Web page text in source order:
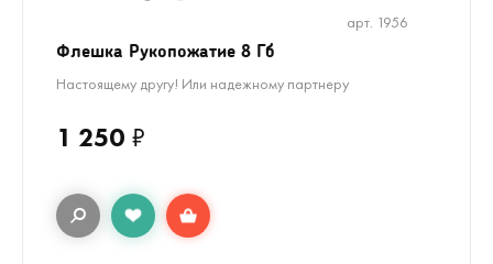
арт. 1956
Флешка Рукопожатие 8 Гб
Настоящему другу! Или надежному партнеру
1 250 ₽